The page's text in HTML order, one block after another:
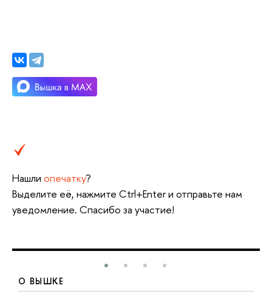
Нашли опечатку?
Выделите её, нажмите Ctrl+Enter и отправьте нам
уведомление. Спасибо за участие!
О ВЫШКЕ